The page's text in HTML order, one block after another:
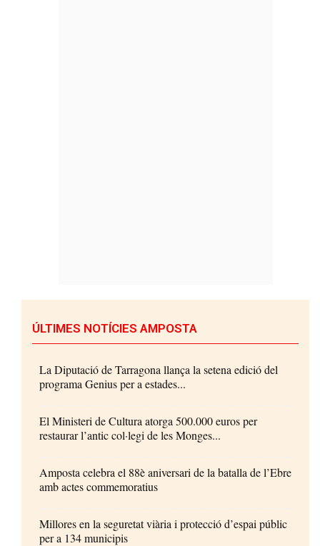
ÚLTIMES NOTÍCIES AMPOSTA
La Diputació de Tarragona llança la setena edició del
programa Genius per a estades...
El Ministeri de Cultura atorga 500.000 euros per
restaurar l’antic col·legi de les Monges...
Amposta celebra el 88è aniversari de la batalla de l’Ebre
amb actes commemoratius
Millores en la seguretat viària i protecció d’espai públic
per a 134 municipis